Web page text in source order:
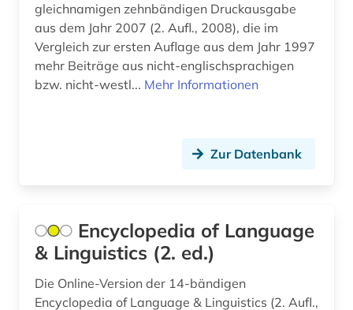
linguistische datenverarbeitung (1)
linguistische informationswissenschaft (1)
literatur (1)
mathematische linguistik (1)
medizin (2)
gleichnamigen zehnbändigen Druckausgabe
aus dem Jahr 2007 (2. Aufl., 2008), die im
Vergleich zur ersten Auflage aus dem Jahr 1997
mehr Beiträge aus nicht-englischsprachigen
bzw. nicht-westl... Mehr Informationen
Zur Datenbank
Encyclopedia of Language
& Linguistics (2. ed.)
Die Online-Version der 14-bändigen
Encyclopedia of Language & Linguistics (2. Aufl.,